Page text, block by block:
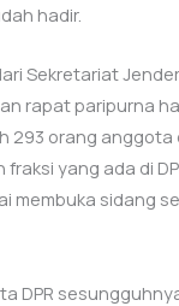
hadir.
Sekretariat
rapat paripurna
293 orang anggota
yang ada di
membuka sidang
DPR